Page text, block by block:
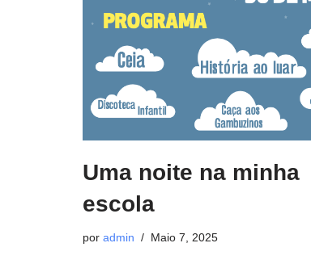
Uma noite na minha
escola
por admin Maio 7, 2025